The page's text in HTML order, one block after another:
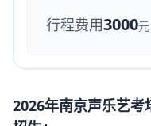
行程费用3000元
2026年南京声乐艺考